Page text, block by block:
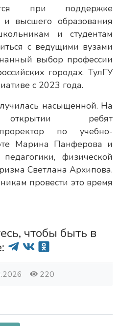
при поддержке
и высшего образования
и студентам
с ведущими вузами
выбор профессии
городах. ТулГУ
с 2023 года.
насыщенной. На
открытии ребят
проректор по учебно-
Марина Панферова и
физической
Светлана Архипова.
провести это время
чтобы быть в
220